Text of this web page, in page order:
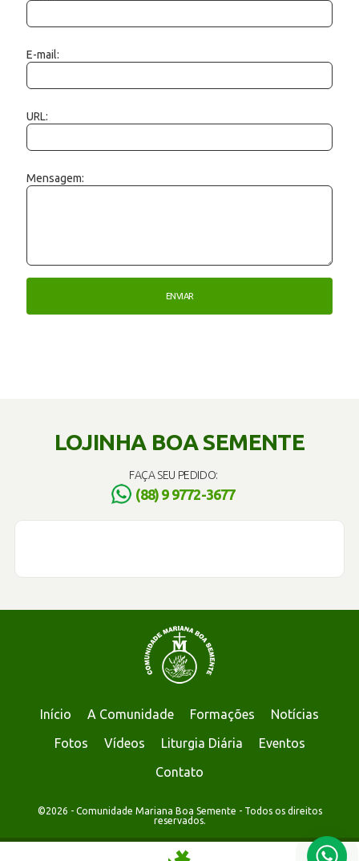
E-mail:
URL:
Mensagem:
LOJINHA BOA SEMENTE
FAÇA SEU PEDIDO:
(88) 9 9772-3677
Início A Comunidade Formações
Notícias
Fotos
Vídeos Liturgia Diária
Eventos
Contato
©2026 - Comunidade Mariana Boa Semente - Todos os direitos
reservados.